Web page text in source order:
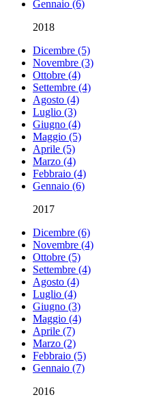
Gennaio (6)
2018
Dicembre (5)
Novembre (3)
Ottobre (4)
Settembre (4)
Agosto (4)
Luglio (3)
Giugno (4)
Maggio (5)
Aprile (5)
Marzo (4)
Febbraio (4)
Gennaio (6)
2017
Dicembre (6)
Novembre (4)
Ottobre (5)
Settembre (4)
Agosto (4)
Luglio (4)
Giugno (3)
Maggio (4)
Aprile (7)
Marzo (2)
Febbraio (5)
Gennaio (7)
2016